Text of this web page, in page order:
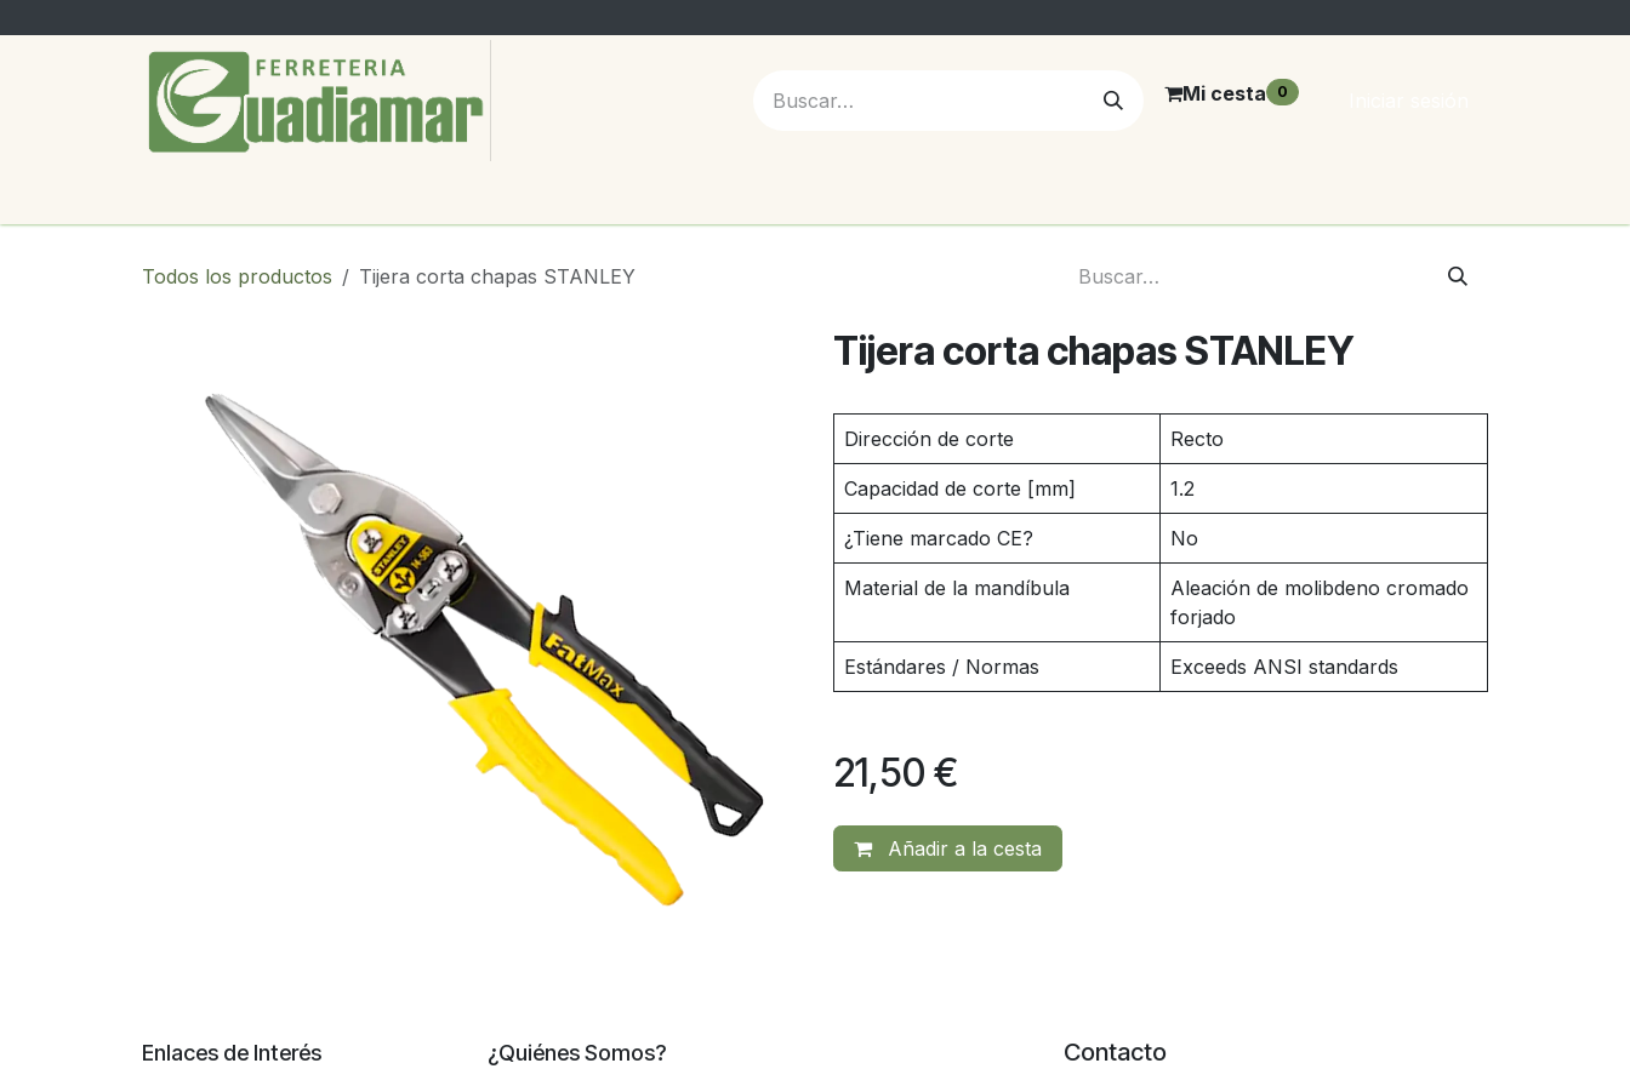
Mi cesta 0
Todos los productos Tijera corta chapas STANLEY
Tijera corta chapas STANLEY
Dirección de corte Recto
Capacidad de corte [mm] 1.2
¿Tiene marcado CE? No
Material de la mandíbula
Aleación de molibdeno cromado
forjado
Estándares / Normas Exceeds ANSI standards
21,50 €
Añadir a la cesta
Enlaces de Interés ¿Quiénes Somos? Contacto